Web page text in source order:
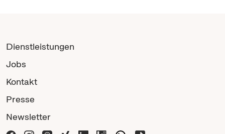
Dienstleistungen
Jobs
Kontakt
Presse
Newsletter